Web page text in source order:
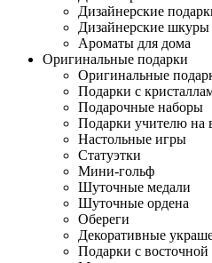
Дизайнерские
Дизайнерские шкуры
Ароматы для дома
Оригинальные подарки
Оригинальные
Подарки с
Подарочные наборы
Подарки учителю на
Настольные игры
Статуэтки
Мини-гольф
Шуточные медали
Шуточные ордена
Обереги
Декоративные
Подарки с восточной